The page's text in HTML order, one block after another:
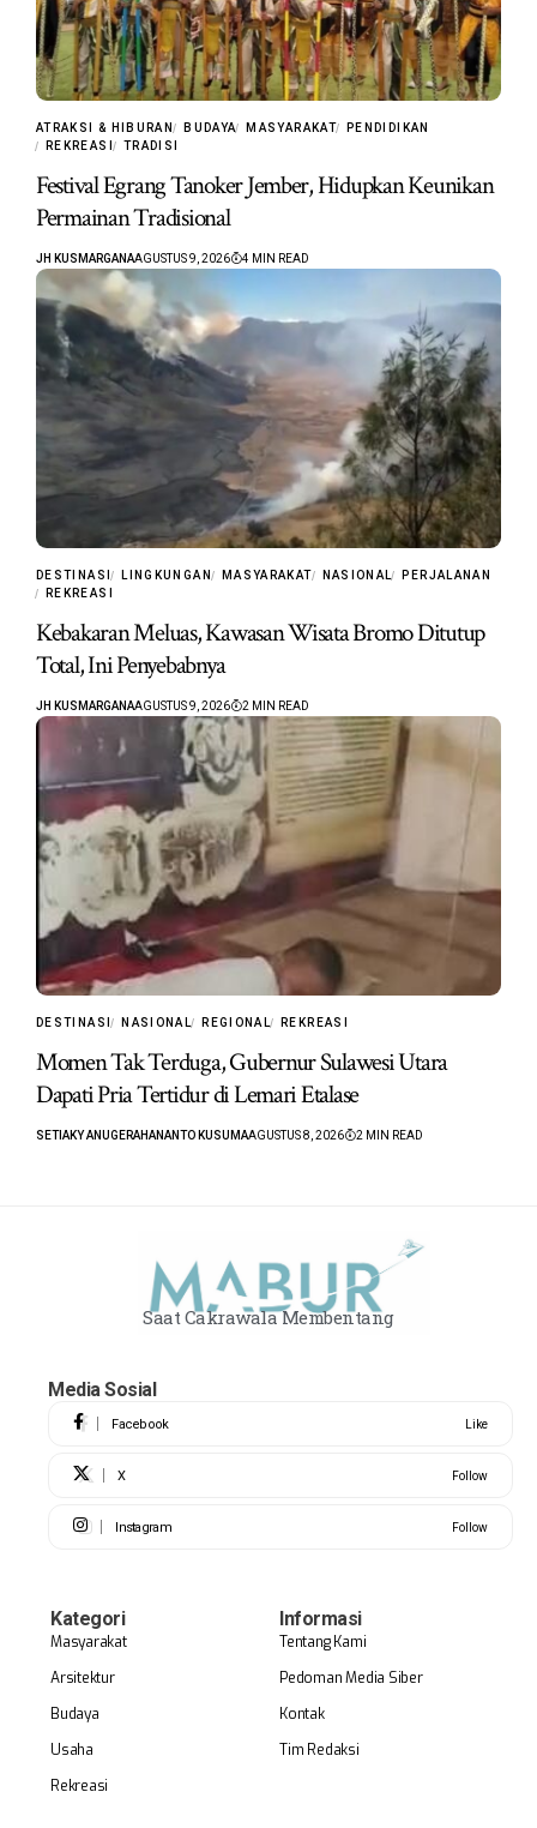
ATRAKSI & HIBURAN BUDAYA MASYARAKAT
PENDIDIKAN
REKREASI
TRADISI
Festival Egrang Tanoker Jember, Hidupkan Keunikan
Permainan Tradisional
JH KUSMARGANAAGUSTUS 9, 2026 4 MIN READ
DESTINASI LINGKUNGAN MASYARAKAT NASIONAL
PERJALANAN
REKREASI
Kebakaran Meluas, Kawasan Wisata Bromo Ditutup
Total, Ini Penyebabnya
JH KUSMARGANAAGUSTUS 9, 2026 2 MIN READ
DESTINASI NASIONAL REGIONAL REKREASI
Momen Tak Terduga, Gubernur Sulawesi Utara
Dapati Pria Tertidur di Lemari Etalase
SETIAKY ANUGERAHANANTO KUSUMAAGUSTUS 8, 2026 2 MIN READ
Saat Cakrawala Membentang
Media Sosial
Facebook Like
X Follow
Instagram Follow
Kategori
Masyarakat
Arsitektur
Budaya
Usaha
Rekreasi
Informasi
Tentang Kami
Pedoman Media Siber
Kontak
Tim Redaksi